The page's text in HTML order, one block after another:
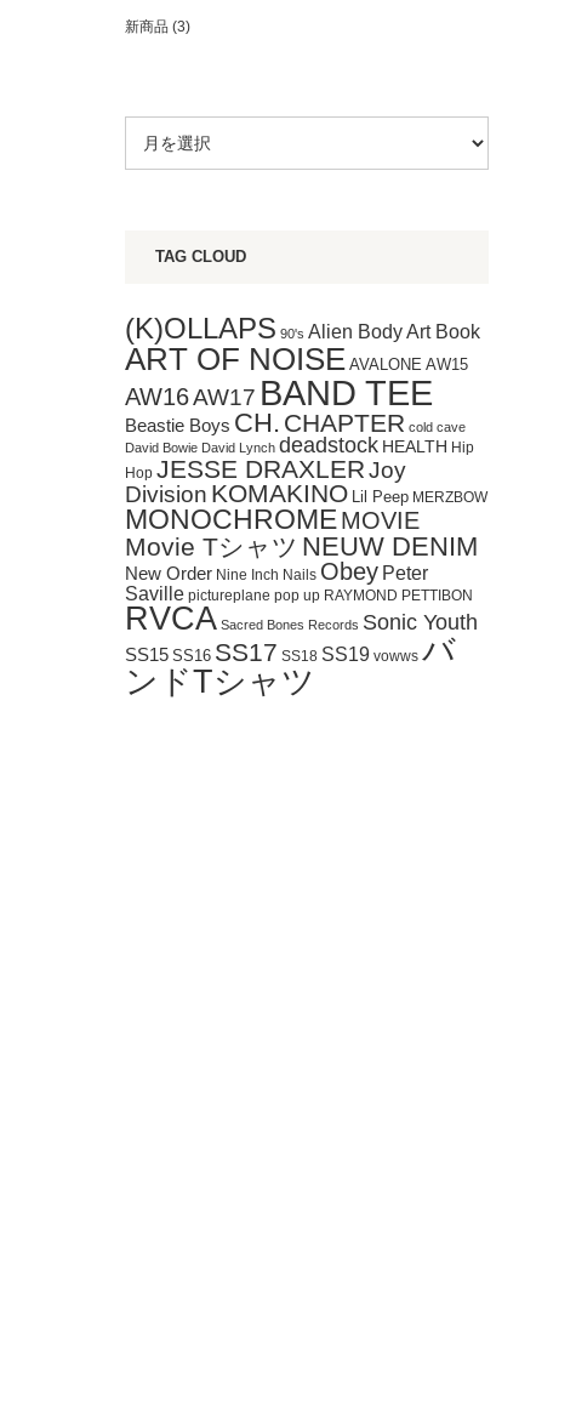
新商品 (3)
TAG CLOUD
(K)OLLAPS 90's Alien BodyArt Book
ART OF NOISE AVALONE AW15
AW16AW17 BAND TEE
Beastie Boys CH. CHAPTER cold cave
David Bowie David Lynch deadstock HEALTH Hip
Hop JESSE DRAXLERJoy
Division KOMAKINO Lil Peep MERZBOW
MONOCHROMEMOVIE
Movie Tシャツ NEUW DENIM
New Order Nine Inch Nails Obey Peter
Saville pictureplane pop up RAYMOND PETTIBON
RVCA Sacred Bones Records Sonic Youth
SS15 SS16 SS17 SS18 SS19 vowws バ
ンドTシャツ